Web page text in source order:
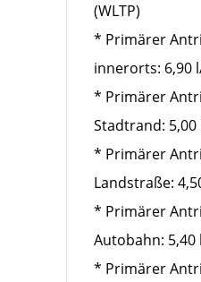
(WLTP)
* Primärer
innerorts: 6,90
* Primärer
Stadtrand: 5,00
* Primärer
Landstraße:
* Primärer
Autobahn: 5,40
* Primärer